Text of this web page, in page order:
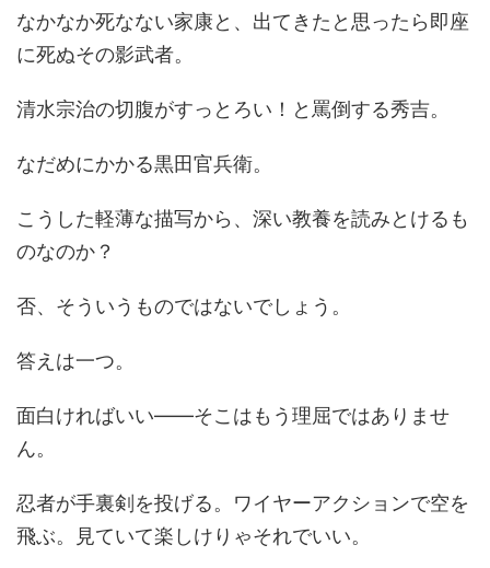
なかなか死なない家康と、出てきたと思ったら即座
に死ぬその影武者。
清水宗治の切腹がすっとろい！と罵倒する秀吉。
なだめにかかる黒田官兵衛。
こうした軽薄な描写から、深い教養を読みとけるも
のなのか？
否、そういうものではないでしょう。
答えは一つ。
面白ければいい――そこはもう理屈ではありませ
ん。
忍者が手裏剣を投げる。ワイヤーアクションで空を
飛ぶ。見ていて楽しけりゃそれでいい。